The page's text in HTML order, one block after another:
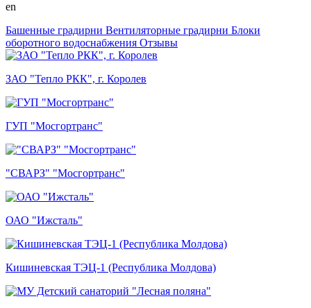
en
Башенные градирни Вентиляторные градирни Блоки
оборотного водоснабжения Отзывы
ЗАО "Тепло РКК", г. Королев
ГУП "Мосгортранс"
"СВАРЗ" "Мосгортранс"
ОАО "Ижсталь"
Кишиневская ТЭЦ-1 (Республика Молдова)